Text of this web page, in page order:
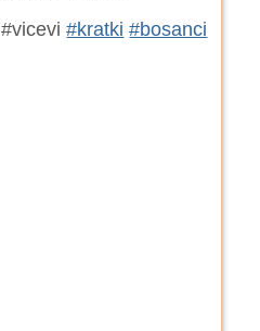
#vicevi#kratki #bosanci